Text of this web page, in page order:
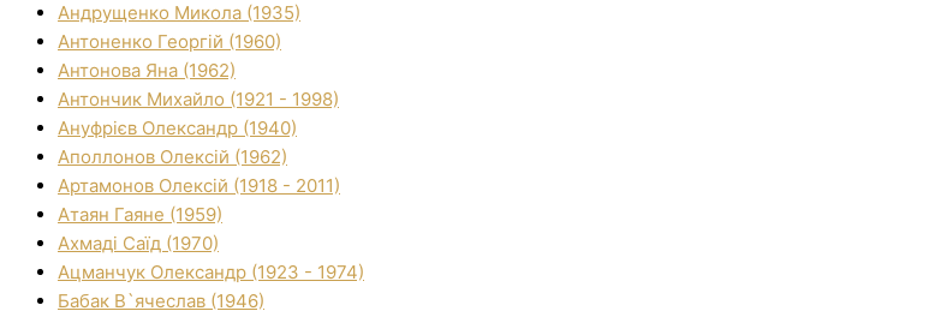
Андрущенко Микола (1935)
Антоненко Георгій (1960)
Антонова Яна (1962)
Антончик Михайло (1921 - 1998)
Ануфрієв Олександр (1940)
Аполлонов Олексій (1962)
Артамонов Олексій (1918 - 2011)
Атаян Гаяне (1959)
Ахмаді Саїд (1970)
Ацманчук Олександр (1923 - 1974)
Бабак В`ячеслав (1946)